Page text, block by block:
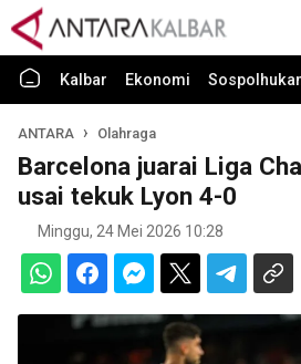
Kalbar Ekonomi
ANTARA Olahraga
Barcelona juarai Liga
usai tekuk Lyon 4-0
Minggu, 24 Mei 2026 10:28